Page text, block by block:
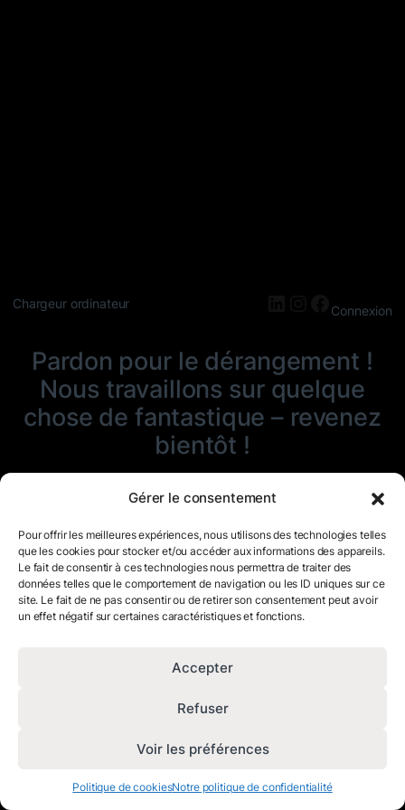
Gérer le consentement
Pour offrir les meilleures expériences, nous utilisons des technologies telles
que les cookies pour stocker et/ou accéder aux informations des appareils.
Le fait de consentir à ces technologies nous permettra de traiter des
données telles que le comportement de navigation ou les ID uniques sur ce
site. Le fait de ne pas consentir ou de retirer son consentement peut avoir
un effet négatif sur certaines caractéristiques et fonctions.
Accepter
Refuser
Voir les préférences
Politique de cookiesNotre politique de confidentialité
Chargeur ordinateur LinkedIn
Instagram
Connexion
Pardon pour le dérangement !
Nous travaillons sur quelque
chose de fantastique – revenez
bientôt !